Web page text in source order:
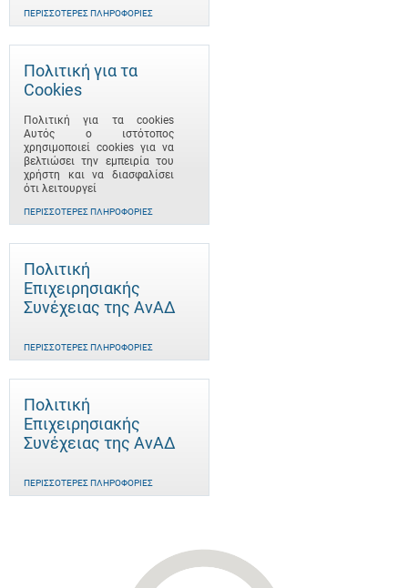
ΠΕΡΙΣΣΌΤΕΡΕΣ ΠΛΗΡΟΦΟΡΊΕΣ
Πολιτική για τα
Cookies
Πολιτική για τα cookies
Αυτός ο ιστότοπος
χρησιμοποιεί cookies για να
βελτιώσει την εμπειρία του
χρήστη και να διασφαλίσει
ότι λειτουργεί
ΠΕΡΙΣΣΌΤΕΡΕΣ ΠΛΗΡΟΦΟΡΊΕΣ
Πολιτική
Επιχειρησιακής
Συνέχειας της ΑνΑΔ
ΠΕΡΙΣΣΌΤΕΡΕΣ ΠΛΗΡΟΦΟΡΊΕΣ
Πολιτική
Επιχειρησιακής
Συνέχειας της ΑνΑΔ
ΠΕΡΙΣΣΌΤΕΡΕΣ ΠΛΗΡΟΦΟΡΊΕΣ